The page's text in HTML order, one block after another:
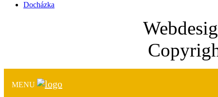
Docházka
MENU